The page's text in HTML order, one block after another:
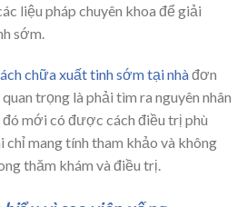
liệu pháp chuyên khoa để giải
sớm.
chữa xuất tinh sớm tại nhàđơn
trọng là phải tìm ra nguyên nhân
mới có được cách điều trị phù
mang tính tham khảo và không
thăm khám và điều trị.